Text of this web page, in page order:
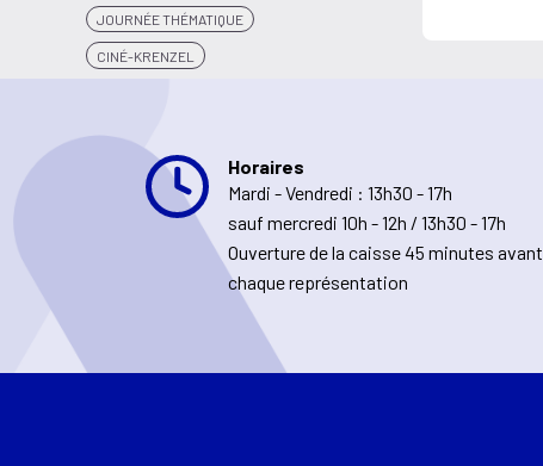
JOURNÉE THÉMATIQUE
CINÉ-KRENZEL
Horaires
Mardi - Vendredi : 13h30 - 17h
sauf mercredi 10h - 12h / 13h30 - 17h
Ouverture de la caisse 45 minutes avant
chaque représentation